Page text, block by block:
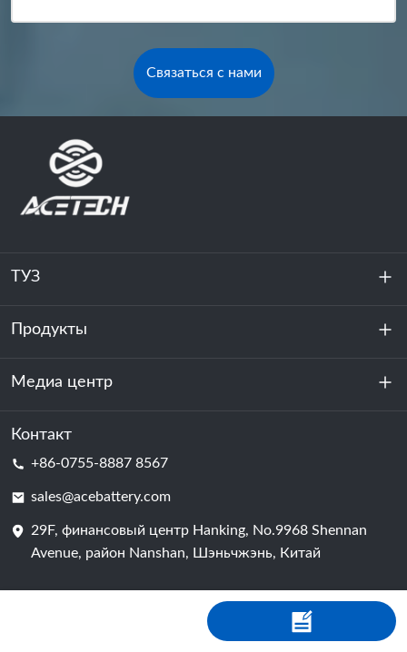
Связаться с нами
ТУЗ
О нас
устойчивость
Продукты
Хранение энергии
Центр обработки данных и серверная комната
Батарейная ячейка
Медиа центр
Новости
Контакт
+86-0755-8887 8567
sales@acebattery.com
29F, финансовый центр Hanking, No.9968 Shennan
Avenue, район Nanshan, Шэньчжэнь, Китай